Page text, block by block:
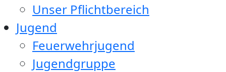
Unser Pflichtbereich
Jugend
Feuerwehrjugend
Jugendgruppe